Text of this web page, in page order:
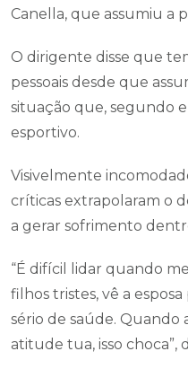
Canella, que assumiu a
O dirigente disse que
pessoais desde que
situação que, segundo
esportivo.
Visivelmente
críticas extrapolaram o
a gerar sofrimento
“É difícil lidar quando
filhos tristes, vê a
sério de saúde.
atitude tua, isso choca”,